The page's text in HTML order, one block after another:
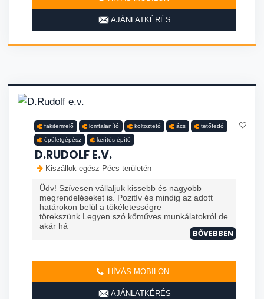
AJÁNLATKÉRÉS
fakitermelő lomtalanító költöztető ács tetőfedő
épületgépész kerítés építő
D.RUDOLF E.V.
Kiszállok egész Pécs területén
Üdv! Szívesen vállaljuk kissebb és nagyobb
megrendeléseket is. Pozitív és mindig az adott
határokon belül a tökéletességre
törekszünk.Legyen szó kőműves munkálatokról de
akár há
BŐVEBBEN
HÍVÁS MOBILON
AJÁNLATKÉRÉS